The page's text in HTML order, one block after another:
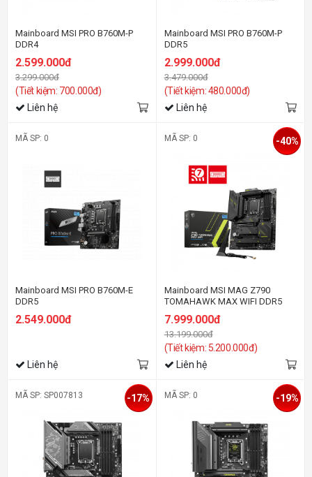
Mainboard MSI PRO B760M-P
DDR4
2.599.000đ
3.299.000đ
(Tiết kiệm: 700.000đ)
Liên hệ
Mainboard MSI PRO B760M-P
DDR5
2.999.000đ
3.479.000đ
(Tiết kiệm: 480.000đ)
Liên hệ
MÃ SP: 0
Mainboard MSI PRO B760M-E
DDR5
2.549.000đ
Liên hệ
MÃ SP: 0
Mainboard MSI MAG Z790
TOMAHAWK MAX WIFI DDR5
7.999.000đ
13.199.000đ
(Tiết kiệm: 5.200.000đ)
-40%
Liên hệ
MÃ SP: SP007813 -17% MÃ SP: 0 -19%